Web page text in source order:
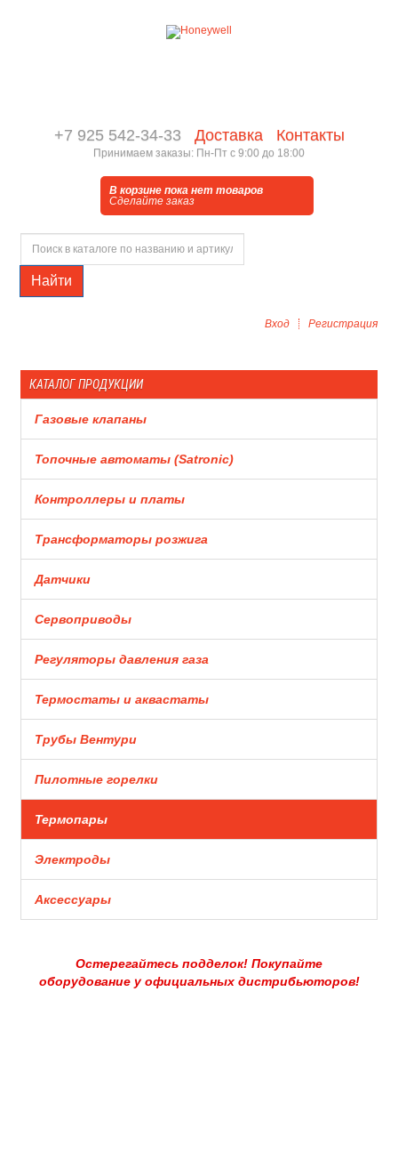
+7 925 542-34-33 Доставка Контакты
Принимаем заказы: Пн-Пт с 9:00 до 18:00
В корзине пока нет товаров
Сделайте заказ
Найти
Вход Регистрация
КАТАЛОГ ПРОДУКЦИИ
Газовые клапаны
Топочные автоматы (Satronic)
Контроллеры и платы
Трансформаторы розжига
Датчики
Сервоприводы
Регуляторы давления газа
Термостаты и аквастаты
Трубы Вентури
Пилотные горелки
Термопары
Электроды
Аксессуары
Остерегайтесь подделок! Покупайте
оборудование у официальных дистрибьюторов!